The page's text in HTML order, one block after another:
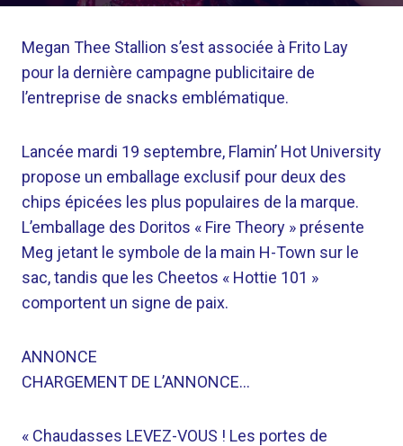
Megan Thee Stallion s’est associée à Frito Lay
pour la dernière campagne publicitaire de
l’entreprise de snacks emblématique.
Lancée mardi 19 septembre, Flamin’ Hot University
propose un emballage exclusif pour deux des
chips épicées les plus populaires de la marque.
L’emballage des Doritos « Fire Theory » présente
Meg jetant le symbole de la main H-Town sur le
sac, tandis que les Cheetos « Hottie 101 »
comportent un signe de paix.
ANNONCE
CHARGEMENT DE L’ANNONCE…
« Chaudasses LEVEZ-VOUS ! Les portes de